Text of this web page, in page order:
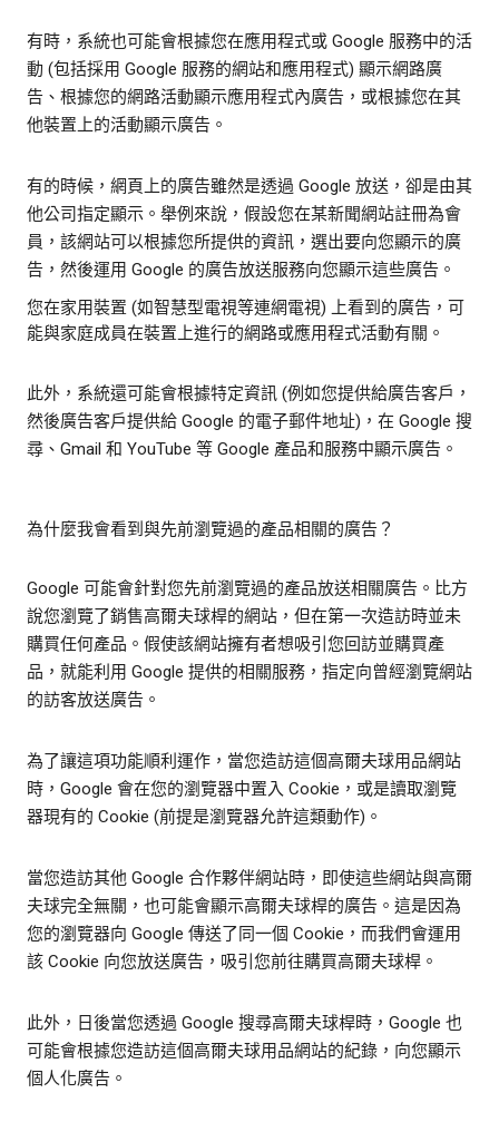
有時，系統也可能會根據您在應用程式或 Google 服務中的活
動 (包括採用 Google 服務的網站和應用程式) 顯示網路廣
告、根據您的網路活動顯示應用程式內廣告，或根據您在其
他裝置上的活動顯示廣告。
有的時候，網頁上的廣告雖然是透過 Google 放送，卻是由其
他公司指定顯示。舉例來說，假設您在某新聞網站註冊為會
員，該網站可以根據您所提供的資訊，選出要向您顯示的廣
告，然後運用 Google 的廣告放送服務向您顯示這些廣告。
您在家用裝置 (如智慧型電視等連網電視) 上看到的廣告，可
能與家庭成員在裝置上進行的網路或應用程式活動有關。
此外，系統還可能會根據特定資訊 (例如您提供給廣告客戶，
然後廣告客戶提供給 Google 的電子郵件地址)，在 Google 搜
尋、Gmail 和 YouTube 等 Google 產品和服務中顯示廣告。
為什麼我會看到與先前瀏覽過的產品相關的廣告？
Google 可能會針對您先前瀏覽過的產品放送相關廣告。比方
說您瀏覽了銷售高爾夫球桿的網站，但在第一次造訪時並未
購買任何產品。假使該網站擁有者想吸引您回訪並購買產
品，就能利用 Google 提供的相關服務，指定向曾經瀏覽網站
的訪客放送廣告。
為了讓這項功能順利運作，當您造訪這個高爾夫球用品網站
時，Google 會在您的瀏覽器中置入 Cookie，或是讀取瀏覽
器現有的 Cookie (前提是瀏覽器允許這類動作)。
當您造訪其他 Google 合作夥伴網站時，即使這些網站與高爾
夫球完全無關，也可能會顯示高爾夫球桿的廣告。這是因為
您的瀏覽器向 Google 傳送了同一個 Cookie，而我們會運用
該 Cookie 向您放送廣告，吸引您前往購買高爾夫球桿。
此外，日後當您透過 Google 搜尋高爾夫球桿時，Google 也
可能會根據您造訪這個高爾夫球用品網站的紀錄，向您顯示
個人化廣告。